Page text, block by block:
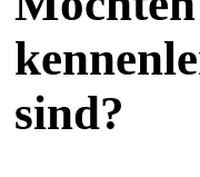
sind?